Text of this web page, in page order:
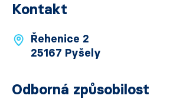
Kontakt
Řehenice 2
25167 Pyšely
Odborná způsobilost